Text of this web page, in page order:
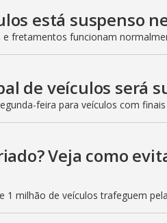
está suspenso
e fretamentos funcionam
de veículos será
feira para veículos com
Veja como
1 milhão de veículos trafeguem